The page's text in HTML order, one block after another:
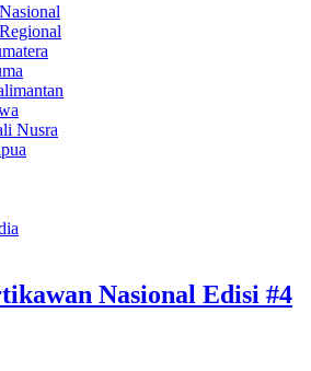
Nusra
Nasional Edisi #4